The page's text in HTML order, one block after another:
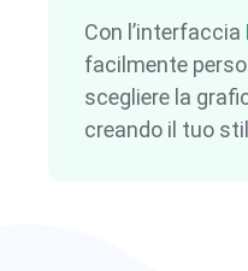
Con l’interfaccia
facilmente
scegliere la
creando il tuo